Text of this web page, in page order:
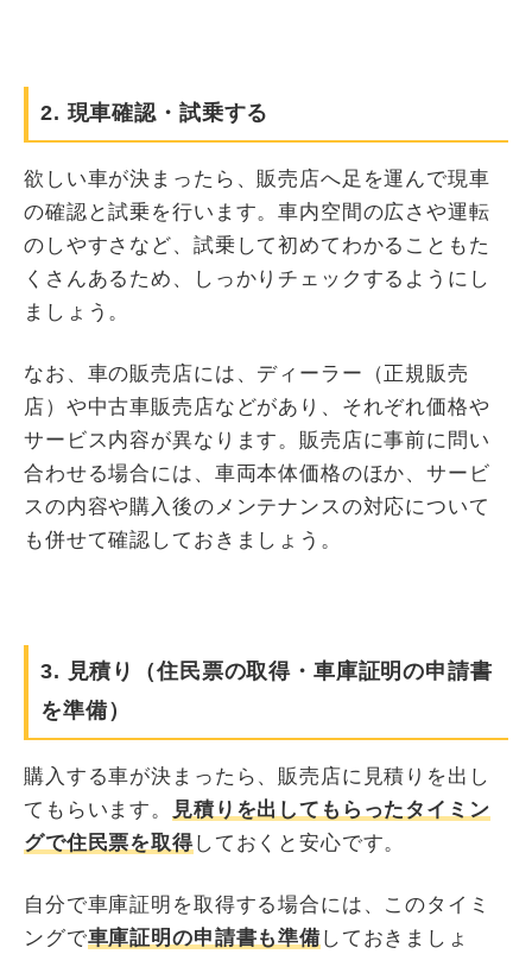
2. 現車確認・試乗する
欲しい車が決まったら、販売店へ足を運んで現車
の確認と試乗を行います。車内空間の広さや運転
のしやすさなど、試乗して初めてわかることもた
くさんあるため、しっかりチェックするようにし
ましょう。
なお、車の販売店には、ディーラー（正規販売
店）や中古車販売店などがあり、それぞれ価格や
サービス内容が異なります。販売店に事前に問い
合わせる場合には、車両本体価格のほか、サービ
スの内容や購入後のメンテナンスの対応について
も併せて確認しておきましょう。
3. 見積り（住民票の取得・車庫証明の申請書
を準備）
購入する車が決まったら、販売店に見積りを出し
てもらいます。
見積りを出してもらったタイミン
グで住民票を取得しておくと安心です。
自分で車庫証明を取得する場合には、このタイミ
ングで車庫証明の申請書も準備しておきましょ